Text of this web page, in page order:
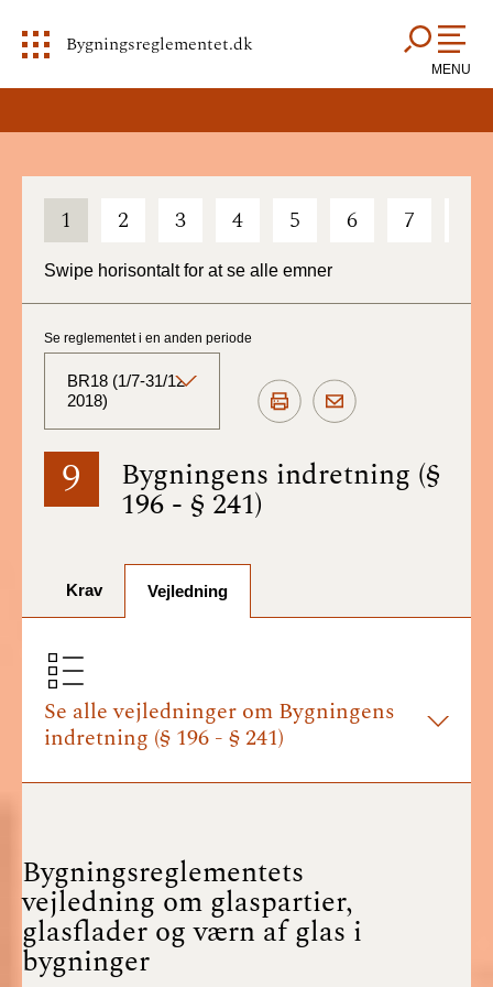
Bygningsreglementet.dk
MENU
1 2 3 4 5 6 7
Swipe horisontalt for at se alle emner
9 Bygningens indretning (§
196 - § 241)
Se reglementet i en anden periode
BR18 (1/7-31/12
2018)
BR18 (Aktuelt)
BR18 (1/7-31/12
BR18 (1/1-30/6
BR18 (1/7- 31/12
2024)
BR18 (1/1- 30/06
BR18 (17/9 - 31/12
2022)
BR18 (1/7 - 16/9
Krav Vejledning
Se alle vejledninger om Bygningens
indretning (§ 196 - § 241)
Bygningsreglementets
vejledning om glaspartier,
glasflader og værn af glas i
bygninger